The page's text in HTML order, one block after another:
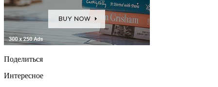
Поделиться
Интересное